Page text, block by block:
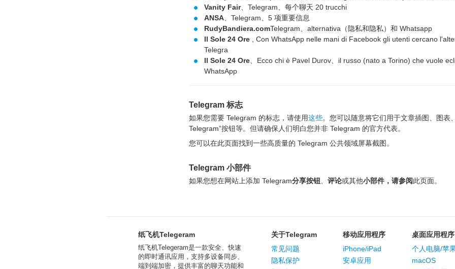
Vanity Fair、Telegram、每个聊天 20 trucchi
ANSA 、Telegram、5 项重要信息
RudyBandiera.comTelegram、alternativa（隐私和隐私）和 Whatsapp
Il Sole 24 Ore , Con WhatsApp nelle mani di Facebook gli utenti cercano
Telegra
Il Sole 24 Ore 、Ecco chi è Pavel Durov、il russo (nato a Torino) che vuole
WhatsApp
Telegram 标志
如果您需要 Telegram 的标志，请使用这些。您可以随意将它们用于文章插图、图表
Telegram”按钮等。但请确保人们明白您并非 Telegram 的官方代表。
您可以在此页面找到一些高质量的 Telegram 公共领域屏幕截图。
Telegram 小部件
如果您想在网站上添加 Telegram分享按钮 评论或其他小部件，请参阅此页面。
纸飞机Telegeram
纸飞机Telegeram是一款安全、快速
的即时通讯应用，支持多设备同步、
端到端加密，提供丰富的聊天功能和
关于Telegram
常见问题
隐私保护
移动应用程序
iPhone/iPad
安卓应用
桌面应用程序
个人电脑/苹
macOS